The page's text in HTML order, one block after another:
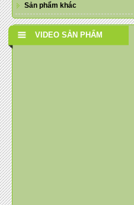
Sản phẩm khác
VIDEO SẢN PHẨM